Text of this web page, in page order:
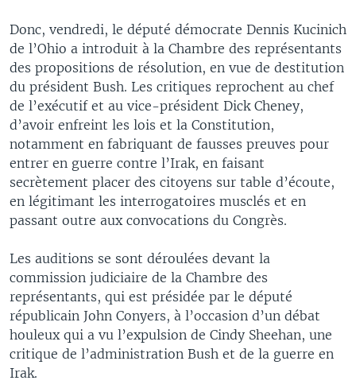
Donc, vendredi, le député démocrate Dennis Kucinich
de l’Ohio a introduit à la Chambre des représentants
des propositions de résolution, en vue de destitution
du président Bush. Les critiques reprochent au chef
de l’exécutif et au vice-président Dick Cheney,
d’avoir enfreint les lois et la Constitution,
notamment en fabriquant de fausses preuves pour
entrer en guerre contre l’Irak, en faisant
secrètement placer des citoyens sur table d’écoute,
en légitimant les interrogatoires musclés et en
passant outre aux convocations du Congrès.
Les auditions se sont déroulées devant la
commission judiciaire de la Chambre des
représentants, qui est présidée par le député
républicain John Conyers, à l’occasion d’un débat
houleux qui a vu l’expulsion de Cindy Sheehan, une
critique de l’administration Bush et de la guerre en
Irak.